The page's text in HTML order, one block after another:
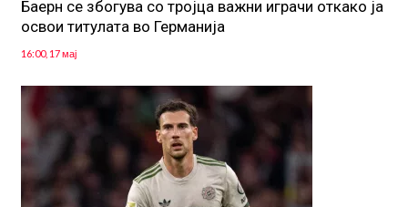
Баерн се збогува со тројца важни играчи откако ја
освои титулата во Германија
16:00, 17 мај